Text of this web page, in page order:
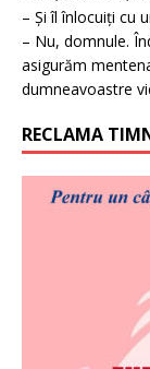
– Și îl înlocuiți cu
– Nu, domnule.
asigurăm
dumneavoastre
RECLAMA